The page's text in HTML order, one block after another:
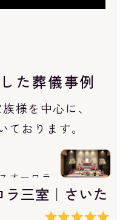
た葬儀事例
様を中心に、
おります。
市6名の直葬/